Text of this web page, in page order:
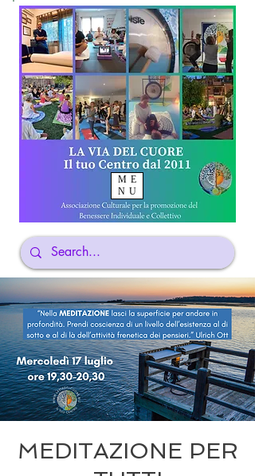
ME
NU
MEDITAZIONE PER